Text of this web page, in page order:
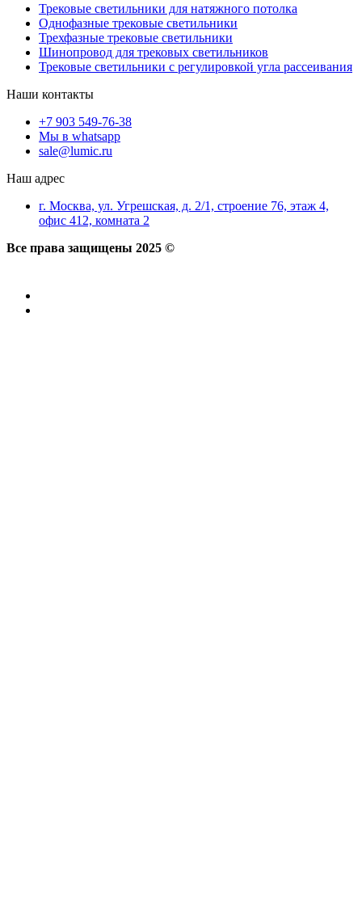
Трековые светильники для натяжного потолка
Однофазные трековые светильники
Трехфазные трековые светильники
Шинопровод для трековых светильников
Трековые светильники с регулировкой угла рассеивания
Наши контакты
+7 903 549-76-38
Мы в whatsapp
sale@lumic.ru
Наш адрес
г. Москва, ул. Угрешская, д. 2/1, строение 76, этаж 4,
офис 412, комната 2
Все права защищены 2025 ©